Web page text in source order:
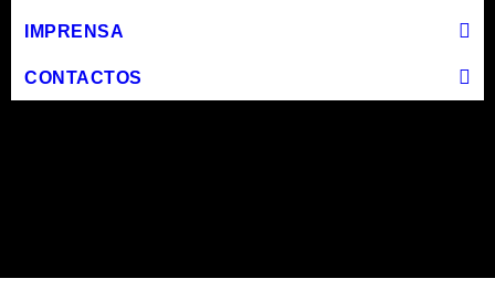
IMPRENSA
CONTACTOS